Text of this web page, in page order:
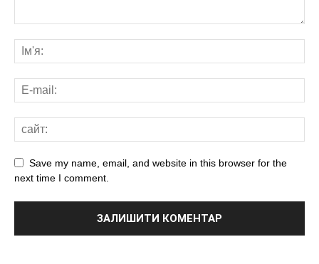
Save my name, email, and website in this browser for the
next time I comment.